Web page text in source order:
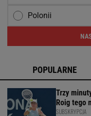
Polonii
POPULARNE
Trzy
Roig tego
SUBSKRYPCJA